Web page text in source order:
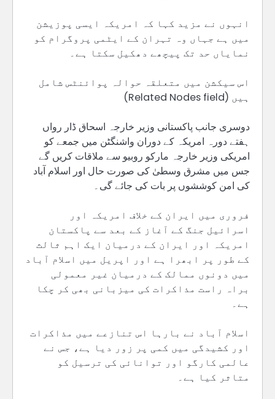
انہوں نے مزید کہا کہ امریکہ ایسی پوزیشن
میں ہے جہاں وہ تہران کے ایٹمی پروگرام کو
نمایاں حد تک پیچھے دھکیل سکتا ہے۔
اس سیکشن میں متعلقہ حوالہ پوائنٹس شامل
ہیں (Related Nodes field)
دوسری جانب پاکستانی وزیر خارجہ اسحاق ڈار رواں
ہفتے دورہ امریکہ کے دوران واشنگٹن میں جمعے کو
امریکی وزیر خارجہ مارکو روبیو سے ملاقات کریں گے
جس میں مشرق وسطیٰ کی صورت حال اور اسلام آباد
کی امن کوششوں پر بات کی جائے گی۔
فروری میں ایران کے خلاف امریکہ اور
اسرائیل جنگ کے آغاز کے بعد سے پاکستان
امریکہ اور ایران کے درمیان ایک اہم ثالث
کے طور پر ابھرا ہے اور اپریل میں اسلام آباد
میں دونوں ممالک کے درمیان غیر معمولی
براہ راست مذاکرات کی میزبانی بھی کر چکا
ہے۔
اسلام آباد نے بارہا اس تنازعے میں مذاکرات
اور کشیدگی میں کمی پر زور دیا ہے، جس نے
عالمی کارگو اور توانائی کی ترسیل کو
متاثر کیا ہے۔